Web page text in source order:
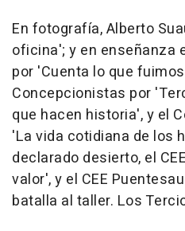
En fotografía, Alberto
oficina'; y en enseñanza
por 'Cuenta lo que
Concepcionistas por
que hacen historia', y el
'La vida cotidiana de los
declarado desierto, el
valor', y el CEE
batalla al taller. Los